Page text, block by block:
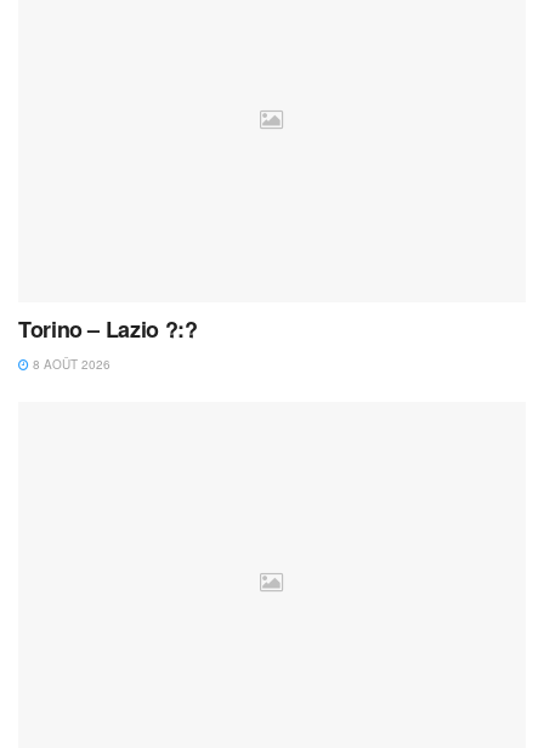
Torino – Lazio ?:?
8 AOÛT 2026